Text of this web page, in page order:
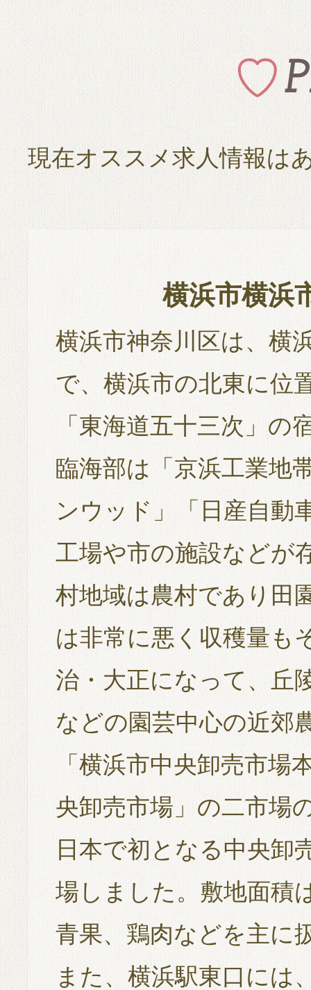
現在オススメ求人情報は
横浜市横浜
横浜市神奈川区は、横
で、横浜市の北東に位
「東海道五十三次」
臨海部は「京浜工業地
ンウッド」「日産自動
工場や市の施設などが
村地域は農村であり田
は非常に悪く収穫量も
治・大正になって、丘
などの園芸中心の近郊
「横浜市中央卸売市
央卸売市場」の二市場
日本で初となる中央卸
場しました。敷地面積
青果、鶏肉などを主に
また、横浜駅東口には